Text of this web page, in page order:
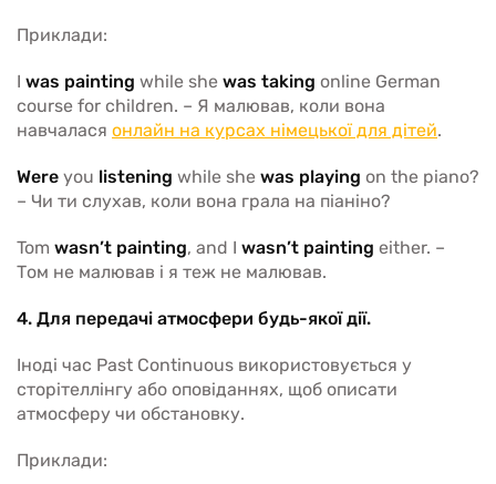
Приклади:
I was painting while she was taking online German
course for children. – Я малював, коли вона
навчалася онлайн на курсах німецької для дітей.
Were you listening while she was playing on the piano?
– Чи ти слухав, коли вона грала на піаніно?
Tom wasn’t painting, and I wasn’t painting either. –
Том не малював і я теж не малював.
4. Для передачі атмосфери будь-якої дії.
Іноді час Past Continuous використовується у
сторітеллінгу або оповіданнях, щоб описати
атмосферу чи обстановку.
Приклади: